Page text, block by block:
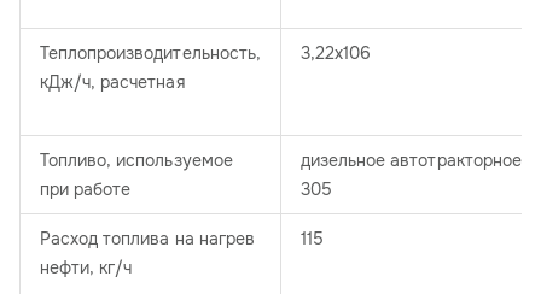
Теплопроизводительность,
кДж/ч, расчетная
3,22х106
Топливо, используемое
при работе
дизельное автотракторное
305
Расход топлива на нагрев
нефти, кг/ч
115